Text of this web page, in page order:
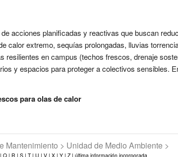
acciones planificadas y reactivas que buscan
calor extremo, sequías prolongadas, lluvias
resilientes en campus (techos frescos, drenaje
y espacios para proteger a colectivos sensibles.
para olas de calor
Mantenimiento > Unidad de Medio Ambiente >
Q | R | S | T | U | V | X | Y | Z | última información incorporada